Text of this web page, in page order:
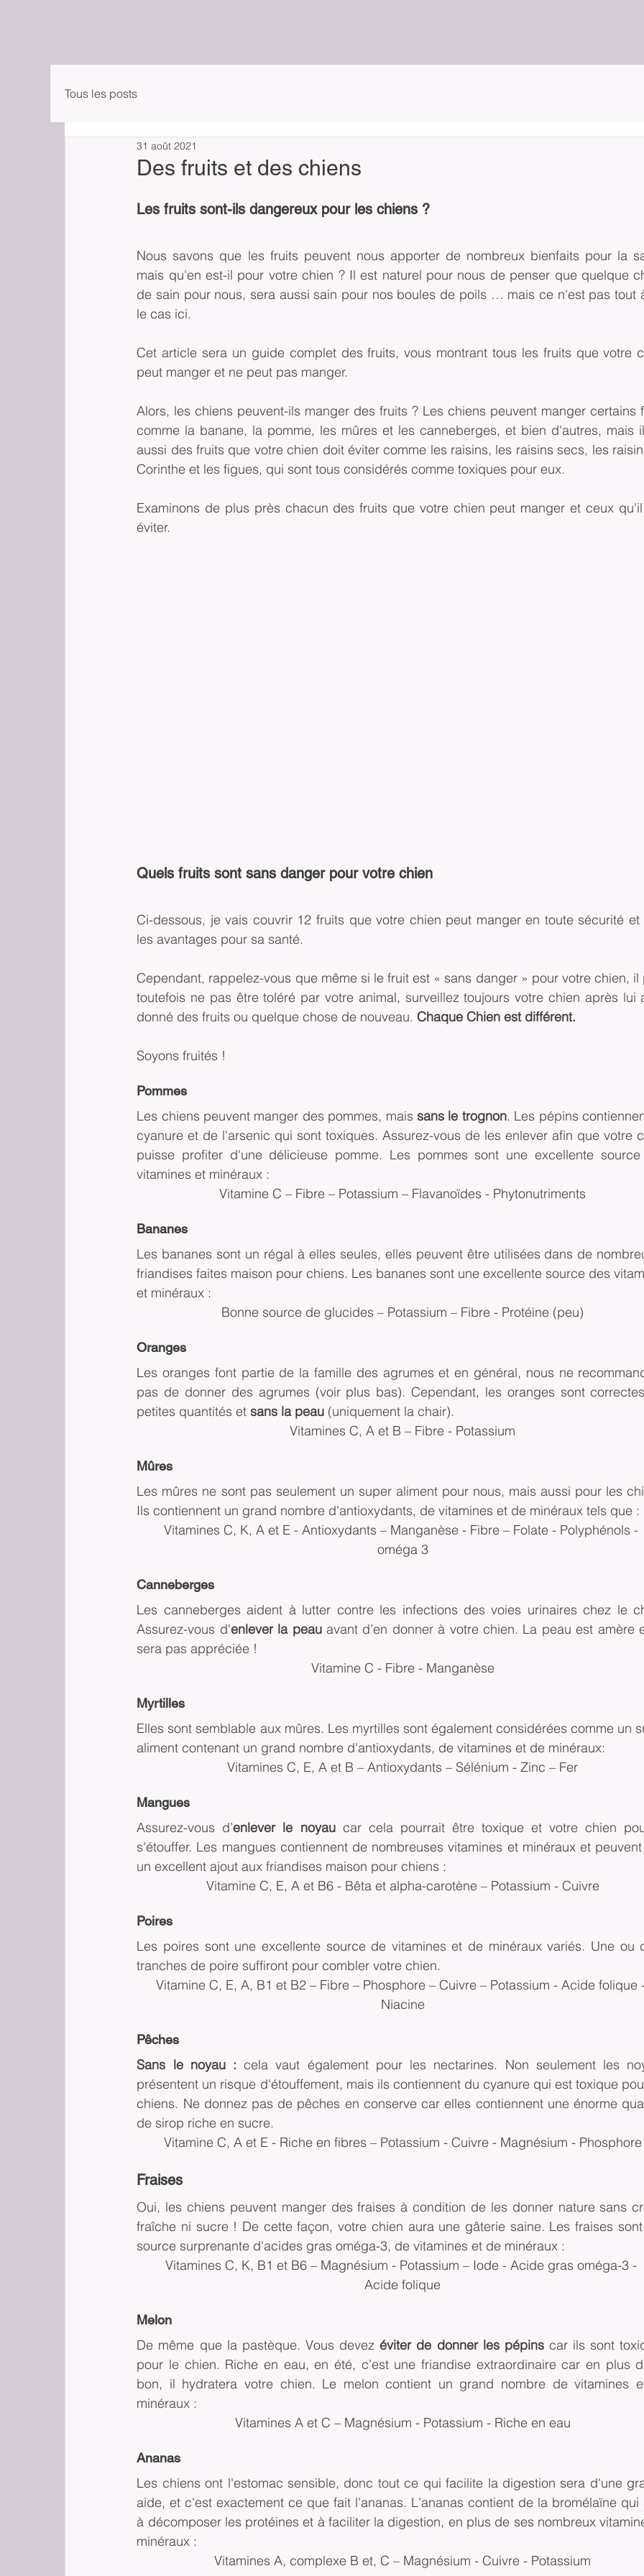
Tous les posts
Des fruits et des chiens
31 août 2021
Les fruits sont-ils dangereux pour les chiens ?
Nous savons que les fruits peuvent nous apporter de nombreux bienfaits pour la
mais qu'en est-il pour votre chien ? Il est naturel pour nous de penser que quelque
de sain pour nous, sera aussi sain pour nos boules de poils … mais ce n'est pas tout
le cas ici.
Cet article sera un guide complet des fruits, vous montrant tous les fruits que votre
peut manger et ne peut pas manger.
Alors, les chiens peuvent-ils manger des fruits ? Les chiens peuvent manger certains
comme la banane, la pomme, les mûres et les canneberges, et bien d'autres, mais
aussi des fruits que votre chien doit éviter comme les raisins, les raisins secs, les
Corinthe et les figues, qui sont tous considérés comme toxiques pour eux.
Examinons de plus près chacun des fruits que votre chien peut manger et ceux
éviter.
Quels fruits sont sans danger pour votre chien
Ci-dessous, je vais couvrir 12 fruits que votre chien peut manger en toute sécurité et
les avantages pour sa santé.
Cependant, rappelez-vous que même si le fruit est « sans danger » pour votre chien, il
toutefois ne pas être toléré par votre animal, surveillez toujours votre chien après lui
donné des fruits ou quelque chose de nouveau. Chaque Chien est différent.
Soyons fruités !
Pommes
Les chiens peuvent manger des pommes, mais sans le trognon. Les pépins
cyanure et de l'arsenic qui sont toxiques. Assurez-vous de les enlever afin que votre
puisse profiter d'une délicieuse pomme. Les pommes sont une excellente
vitamines et minéraux :
Vitamine C – Fibre – Potassium – Flavanoïdes - Phytonutriments
Bananes
Les bananes sont un régal à elles seules, elles peuvent être utilisées dans de
friandises faites maison pour chiens. Les bananes sont une excellente source des
et minéraux :
Bonne source de glucides – Potassium – Fibre - Protéine (peu)
Oranges
Les oranges font partie de la famille des agrumes et en général, nous ne
pas de donner des agrumes (voir plus bas). Cependant, les oranges sont
petites quantités et sans la peau (uniquement la chair).
Vitamines C, A et B – Fibre - Potassium
Mûres
Les mûres ne sont pas seulement un super aliment pour nous, mais aussi pour les
Ils contiennent un grand nombre d'antioxydants, de vitamines et de minéraux tels que :
Vitamines C, K, A et E - Antioxydants – Manganèse - Fibre – Folate - Polyphénols -
oméga 3
Canneberges
Les canneberges aident à lutter contre les infections des voies urinaires chez le
Assurez-vous d'enlever la peau avant d’en donner à votre chien. La peau est amère
sera pas appréciée !
Vitamine C - Fibre - Manganèse
Myrtilles
Elles sont semblable aux mûres. Les myrtilles sont également considérées comme un
aliment contenant un grand nombre d'antioxydants, de vitamines et de minéraux:
Vitamines C, E, A et B – Antioxydants – Sélénium - Zinc – Fer
Mangues
Assurez-vous d’enlever le noyau car cela pourrait être toxique et votre chien
s'étouffer. Les mangues contiennent de nombreuses vitamines et minéraux et
un excellent ajout aux friandises maison pour chiens :
Vitamine C, E, A et B6 - Bêta et alpha-carotène – Potassium - Cuivre
Poires
Les poires sont une excellente source de vitamines et de minéraux variés. Une ou
tranches de poire suffiront pour combler votre chien.
Vitamine C, E, A, B1 et B2 – Fibre – Phosphore – Cuivre – Potassium - Acide
Niacine
Pêches
Sans le noyau : cela vaut également pour les nectarines. Non seulement les
présentent un risque d'étouffement, mais ils contiennent du cyanure qui est toxique
chiens. Ne donnez pas de pêches en conserve car elles contiennent une énorme
de sirop riche en sucre.
Vitamine C, A et E - Riche en fibres – Potassium - Cuivre - Magnésium - Phosphore
Fraises
Oui, les chiens peuvent manger des fraises à condition de les donner nature sans
fraîche ni sucre ! De cette façon, votre chien aura une gâterie saine. Les fraises
source surprenante d'acides gras oméga-3, de vitamines et de minéraux :
Vitamines C, K, B1 et B6 – Magnésium - Potassium – Iode - Acide gras oméga-3 -
Acide folique
Melon
De même que la pastèque. Vous devez éviter de donner les pépins car ils sont
pour le chien. Riche en eau, en été, c’est une friandise extraordinaire car en plus
bon, il hydratera votre chien. Le melon contient un grand nombre de vitamines
minéraux :
Vitamines A et C – Magnésium - Potassium - Riche en eau
Ananas
Les chiens ont l'estomac sensible, donc tout ce qui facilite la digestion sera d'une
aide, et c'est exactement ce que fait l'ananas. L'ananas contient de la bromélaïne qui
à décomposer les protéines et à faciliter la digestion, en plus de ses nombreux
minéraux :
Vitamines A, complexe B et, C – Magnésium - Cuivre - Potassium